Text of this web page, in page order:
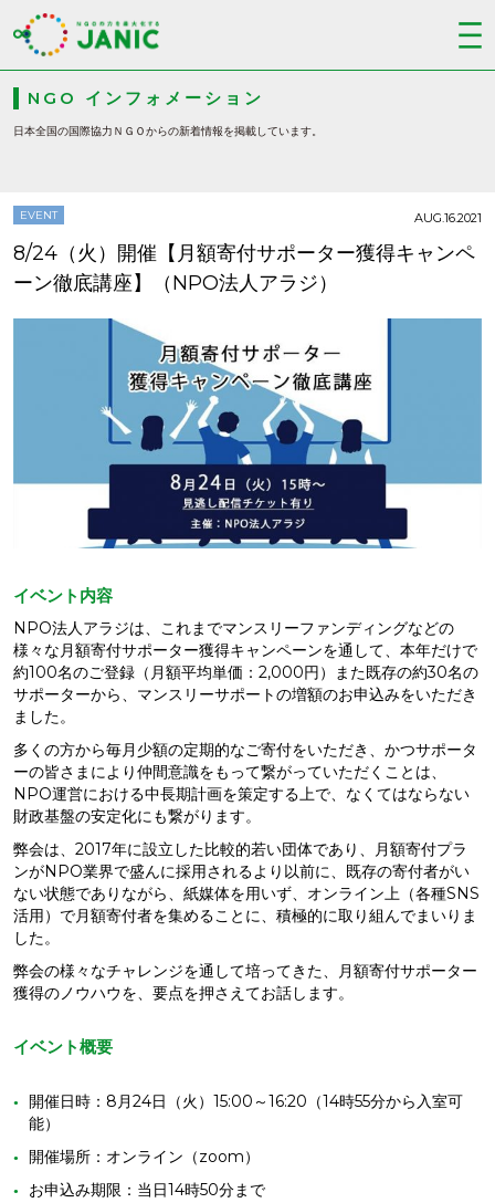
NGO インフォメーション
日本全国の国際協力ＮＧＯからの新着情報を掲載しています。
EVENT
8/24（火）開催【月額寄付サポーター獲得キャンペ
ーン徹底講座】（NPO法人アラジ）
AUG.16.2021
イベント内容
NPO法人アラジは、これまでマンスリーファンディングなどの
様々な月額寄付サポーター獲得キャンペーンを通して、本年だけで
約100名のご登録（月額平均単価：2,000円）また既存の約30名の
サポーターから、マンスリーサポートの増額のお申込みをいただき
ました。
多くの方から毎月少額の定期的なご寄付をいただき、かつサポータ
ーの皆さまにより仲間意識をもって繋がっていただくことは、
NPO運営における中長期計画を策定する上で、なくてはならない
財政基盤の安定化にも繋がります。
弊会は、2017年に設立した比較的若い団体であり、月額寄付プラ
ンがNPO業界で盛んに採用されるより以前に、既存の寄付者がい
ない状態でありながら、紙媒体を用いず、オンライン上（各種SNS
活用）で月額寄付者を集めることに、積極的に取り組んでまいりま
した。
弊会の様々なチャレンジを通して培ってきた、月額寄付サポーター
獲得のノウハウを、要点を押さえてお話します。
イベント概要
開催日時：8月24日（火）15:00～16:20（14時55分から入室可
能）
開催場所：オンライン（zoom）
お申込み期限：当日14時50分まで